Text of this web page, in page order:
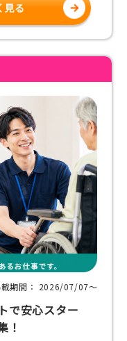
見る
期間： 2026/07/07〜
で安心スター
！